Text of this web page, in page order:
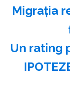
Migraţia
Un rating